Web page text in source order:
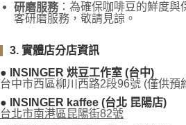
研磨服務 ：為確保咖啡豆的鮮度與
客研磨服務，敬請見諒。
3. 實體店分店資訊
● INSINGER 烘豆工作室 (台中)
台中市西區柳川西路2段96號 (僅供預
● INSINGER kaffee (台北 昆陽店)
台北市南港區昆陽街82號